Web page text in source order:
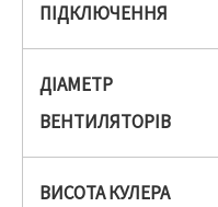
ПІДКЛЮЧЕННЯ
ДІАМЕТР
ВЕНТИЛЯТОРІВ
ВИСОТА КУЛЕРА